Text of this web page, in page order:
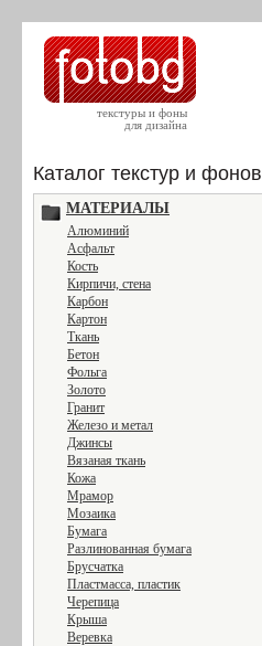
текстуры и фоны
для дизайна
Каталог текстур и фонов
МАТЕРИАЛЫ
Алюминий
Асфальт
Кость
Кирпичи, стена
Карбон
Картон
Ткань
Бетон
Фольга
Золото
Гранит
Железо и метал
Джинсы
Вязаная ткань
Кожа
Мрамор
Мозаика
Бумага
Разлинованная бумага
Брусчатка
Пластмасса, пластик
Черепица
Крыша
Веревка